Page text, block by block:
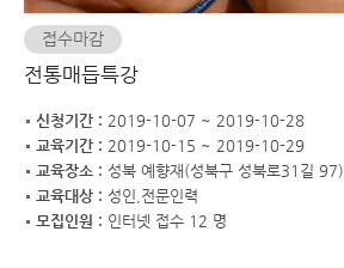
접수마감
전통매듭특강
신청기간 : 2019-10-07 ~ 2019-10-28
교육기간 : 2019-10-15 ~ 2019-10-29
교육장소 : 성북 예향재(성북구 성북로31길 97)
교육대상 : 성인,전문인력
모집인원 : 인터넷 접수 12 명